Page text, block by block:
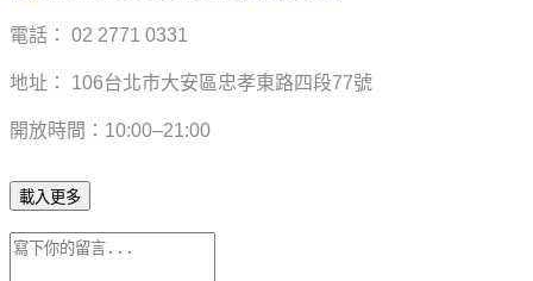
電話： 02 2771 0331
地址： 106台北市大安區忠孝東路四段77號
開放時間：10:00–21:00
載入更多